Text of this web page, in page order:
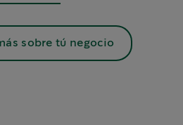
sobre tú negocio